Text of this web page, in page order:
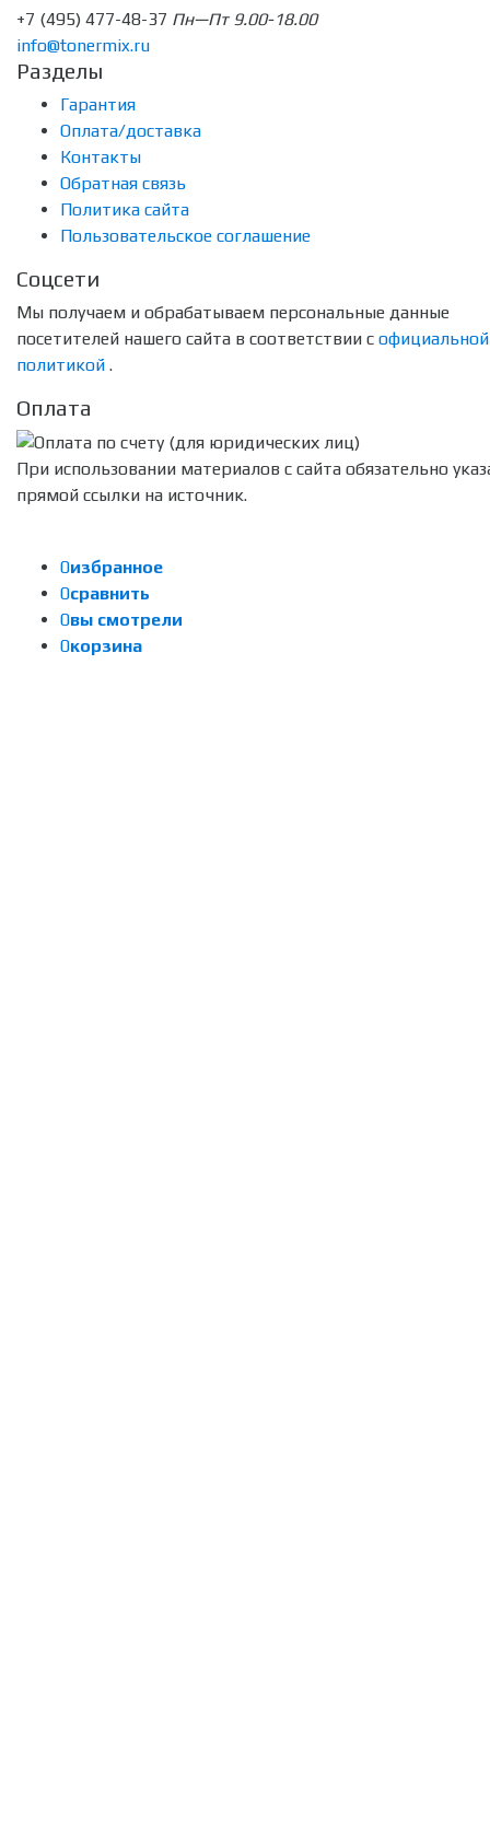
+7 (495) 477-48-37 Пн—Пт 9.00-18.00
info@tonermix.ru
Разделы
Гарантия
Оплата/доставка
Контакты
Обратная связь
Политика сайта
Пользовательское соглашение
Соцсети
Мы получаем и обрабатываем персональные данные
посетителей нашего сайта в соответствии с официальной
политикой .
Оплата
При использовании материалов с сайта обязательно
прямой ссылки на источник.
0избранное
0сравнить
0вы смотрели
0корзина